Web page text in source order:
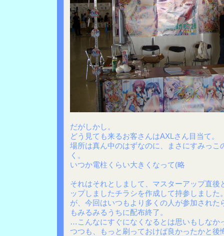
だがしかし。
どう見ても来るお客さんはAXLさん目当て。
場所は真ん中のはずなのに、まさにすみっこ
く。
いつか電柱くらい大きくなって(略
それはそれとしまして、マスターアップ直後
ップしましたチラシを作成して持参しました
が、今回はいつもより多くの人が参加された
もみるみるうちに配布終了。
…こんなにすぐになくなるとは思いもしなか
つつも、もっと刷っておけば良かったかと後